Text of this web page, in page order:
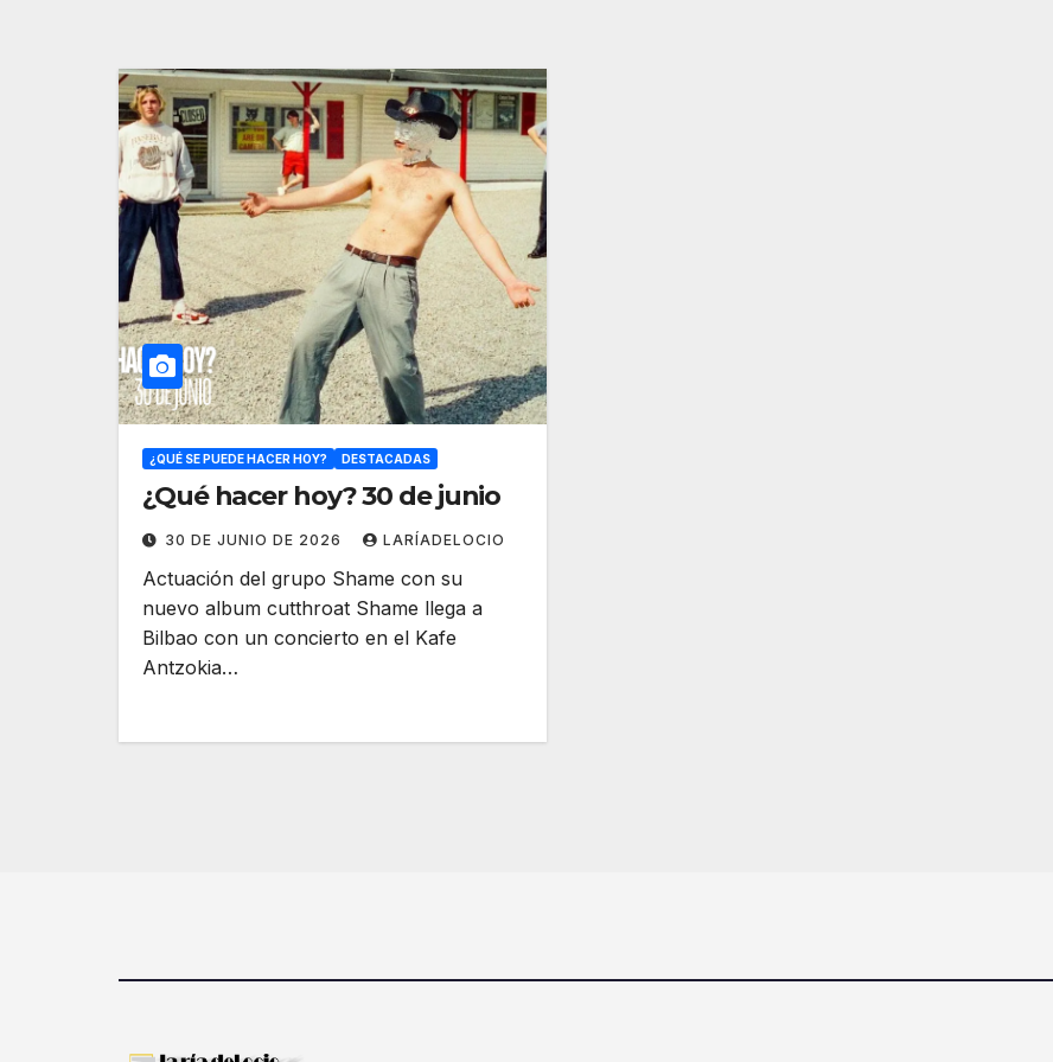
¿QUÉ SE PUEDE HACER HOY? DESTACADAS
¿Qué hacer hoy? 30 de junio
30 DE JUNIO DE 2026 LARÍADELOCIO
Actuación del grupo Shame con su
nuevo album cutthroat Shame llega a
Bilbao con un concierto en el Kafe
Antzokia…